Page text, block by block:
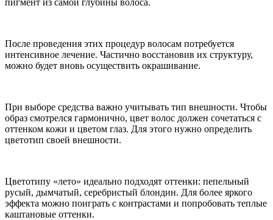
После проведения этих процедур волосам потребуется
интенсивное лечение. Частично восстановив их структуру,
можно будет вновь осуществить окрашивание.
При выборе средства важно учитывать тип внешности. Чтобы
образ смотрелся гармонично, цвет волос должен сочетаться с
оттенком кожи и цветом глаз. Для этого нужно определить
цветотип своей внешности.
Цветотипу «лето» идеально подходят оттенки: пепельный
русый, дымчатый, серебристый блондин. Для более яркого
эффекта можно поиграть с контрастами и попробовать теплые
каштановые оттенки.